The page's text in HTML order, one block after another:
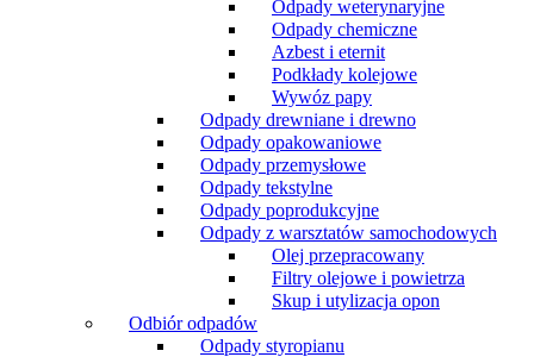
Odpady weterynaryjne
Odpady chemiczne
Azbest i eternit
Podkłady kolejowe
Wywóz papy
Odpady drewniane i drewno
Odpady opakowaniowe
Odpady przemysłowe
Odpady tekstylne
Odpady poprodukcyjne
Odpady z warsztatów samochodowych
Olej przepracowany
Filtry olejowe i powietrza
Skup i utylizacja opon
Odbiór odpadów
Odpady styropianu